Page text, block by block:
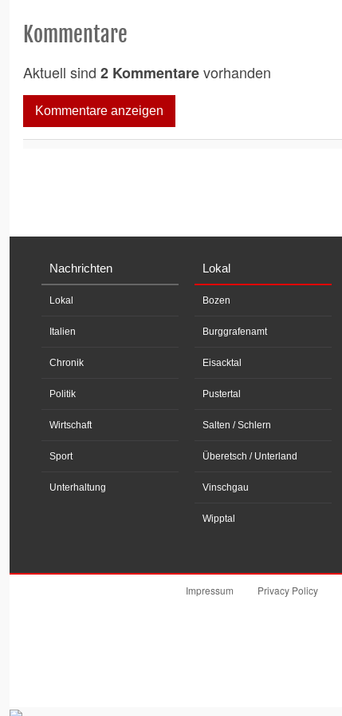
Kommentare
Aktuell sind 2 Kommentarevorhanden
Kommentare anzeigen
Nachrichten
Lokal
Italien
Chronik
Politik
Wirtschaft
Sport
Unterhaltung
Lokal
Bozen
Burggrafenamt
Eisacktal
Pustertal
Salten / Schlern
Überetsch / Unterland
Vinschgau
Wipptal
Impressum Privacy Policy